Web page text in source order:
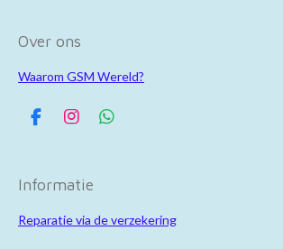
Over ons
Waarom GSM Wereld?
F
b
o
I
a
r
W
p
Informatie
Reparatie via de verzekering